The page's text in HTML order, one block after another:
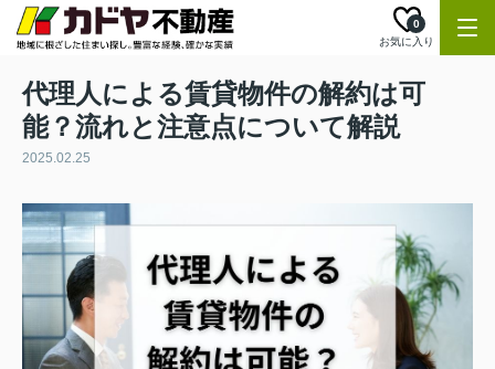
お気に入り
0
代理人による賃貸物件の解約は可
能？流れと注意点について解説
2025.02.25